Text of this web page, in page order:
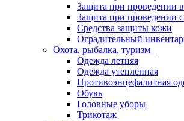
Защита при проведении
Защита при проведении
Средства защиты кожи
Оградительный
Охота, рыбалка, туризм
Одежда летняя
Одежда утеплённая
Противоэнцефалитная
Обувь
Головные уборы
Трикотаж